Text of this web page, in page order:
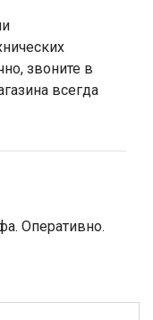
звоните в
всегда
Оперативно.